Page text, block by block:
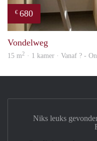
€ 680
Vondelweg
15 m2 · 1 kamer · Vanaf ? -
Niks leuks